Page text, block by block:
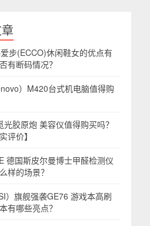
步(ECCO)休闲鞋女的优点有
有断码情况？
）M420台式机电脑值得购
光胶原炮 美容仪值得购买吗？
评价】
德国斯皮尔曼博士甲醛检测仪
样的场景？
）旗舰强袭GE76 游戏本高刷
有哪些亮点？